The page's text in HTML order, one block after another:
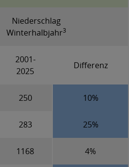
Niederschlag
Winterhalbjahr3
2001-
2025
Differenz
250 10%
283 25%
1168 4%